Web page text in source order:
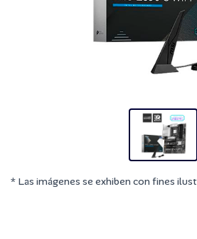
* Las imágenes se exhiben con fines